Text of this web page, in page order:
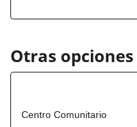
Otras
Centro Comunitario